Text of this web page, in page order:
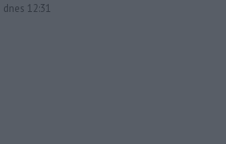
dnes 12:31